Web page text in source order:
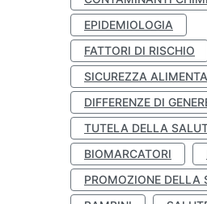
EPIDEMIOLOGIA
FATTORI DI RISCHIO
SICUREZZA
DIFFERENZE DI
TUTELA DELLA
BIOMARCATORI
PROMOZIONE DELLA